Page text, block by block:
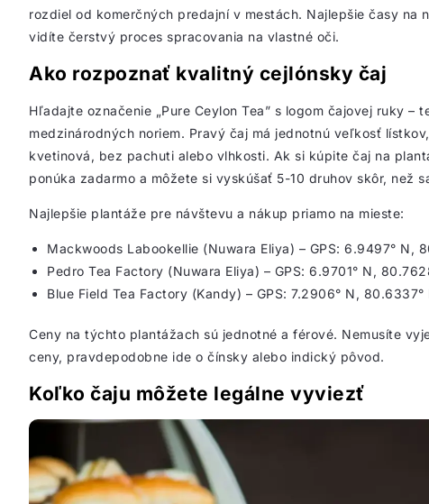
rozdiel od komerčných predajní v mestách. Najlepšie časy
vidíte čerstvý proces spracovania na vlastné oči.
Ako rozpoznať kvalitný cejlónsky čaj
Hľadajte označenie „Pure Ceylon Tea” s logom čajovej ruky
medzinárodných noriem. Pravý čaj má jednotnú veľkosť
kvetinová, bez pachuti alebo vlhkosti. Ak si kúpite čaj na
ponúka zadarmo a môžete si vyskúšať 5-10 druhov skôr, než
Najlepšie plantáže pre návštevu a nákup priamo na mieste:
Mackwoods Labookellie (Nuwara Eliya) – GPS: 6.9497° N,
Pedro Tea Factory (Nuwara Eliya) – GPS: 6.9701° N,
Blue Field Tea Factory (Kandy) – GPS: 7.2906° N, 80.6337°
Ceny na týchto plantážach sú jednotné a férové. Nemusíte
ceny, pravdepodobne ide o čínsky alebo indický pôvod.
Koľko čaju môžete legálne vyviezť